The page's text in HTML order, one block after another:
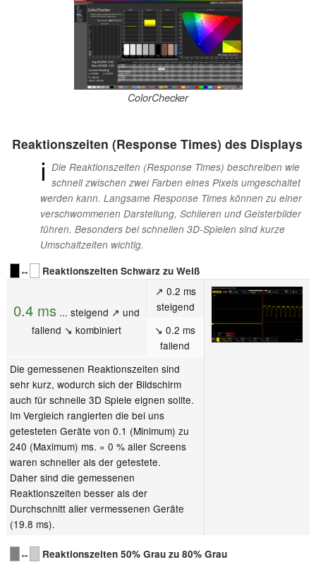
ColorChecker
Reaktionszeiten (Response Times) des Displays
ℹ Die Reaktionszeiten (Response Times) beschreiben wie
schnell zwischen zwei Farben eines Pixels umgeschaltet
werden kann. Langsame Response Times können zu einer
verschwommenen Darstellung, Schlieren und Geisterbilder
führen. Besonders bei schnellen 3D-Spielen sind kurze
Umschaltzeiten wichtig.
↔
Reaktionszeiten Schwarz zu Weiß
0.4 ms... steigend ↗ und
fallend ↘ kombiniert
↗ 0.2 ms
steigend
↘ 0.2 ms
fallend
Die gemessenen Reaktionszeiten sind
sehr kurz, wodurch sich der Bildschirm
auch für schnelle 3D Spiele eignen sollte.
Im Vergleich rangierten die bei uns
getesteten Geräte von 0.1 (Minimum) zu
240 (Maximum) ms. » 0 % aller Screens
waren schneller als der getestete.
Daher sind die gemessenen
Reaktionszeiten besser als der
Durchschnitt aller vermessenen Geräte
(19.8 ms).
↔ Reaktionszeiten 50% Grau zu 80% Grau